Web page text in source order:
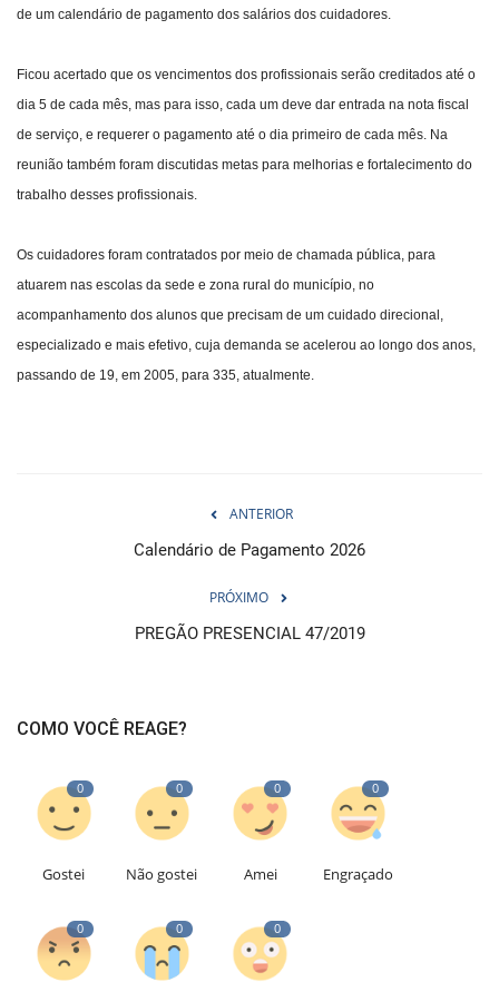
de um calendário de pagamento dos salários dos cuidadores.
Ficou acertado que os vencimentos dos profissionais serão creditados até o
dia 5 de cada mês, mas para isso, cada um deve dar entrada na nota fiscal
de serviço, e requerer o pagamento até o dia primeiro de cada mês. Na
reunião também foram discutidas metas para melhorias e fortalecimento do
trabalho desses profissionais.
Os cuidadores foram contratados por meio de chamada pública, para
atuarem nas escolas da sede e zona rural do município, no
acompanhamento dos alunos que precisam de um cuidado direcional,
especializado e mais efetivo, cuja demanda se acelerou ao longo dos anos,
passando de 19, em 2005, para 335, atualmente.
ANTERIOR
Calendário de Pagamento 2026
PRÓXIMO
PREGÃO PRESENCIAL 47/2019
COMO VOCÊ REAGE?
0
Gostei
0
Não gostei
0
Amei
0
Engraçado
0 0 0